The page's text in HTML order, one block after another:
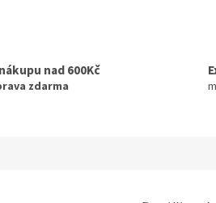
nad 600Kč
zdarma